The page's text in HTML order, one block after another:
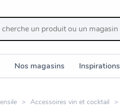
Nos magasins Inspirations
Accessoires vin et cocktail